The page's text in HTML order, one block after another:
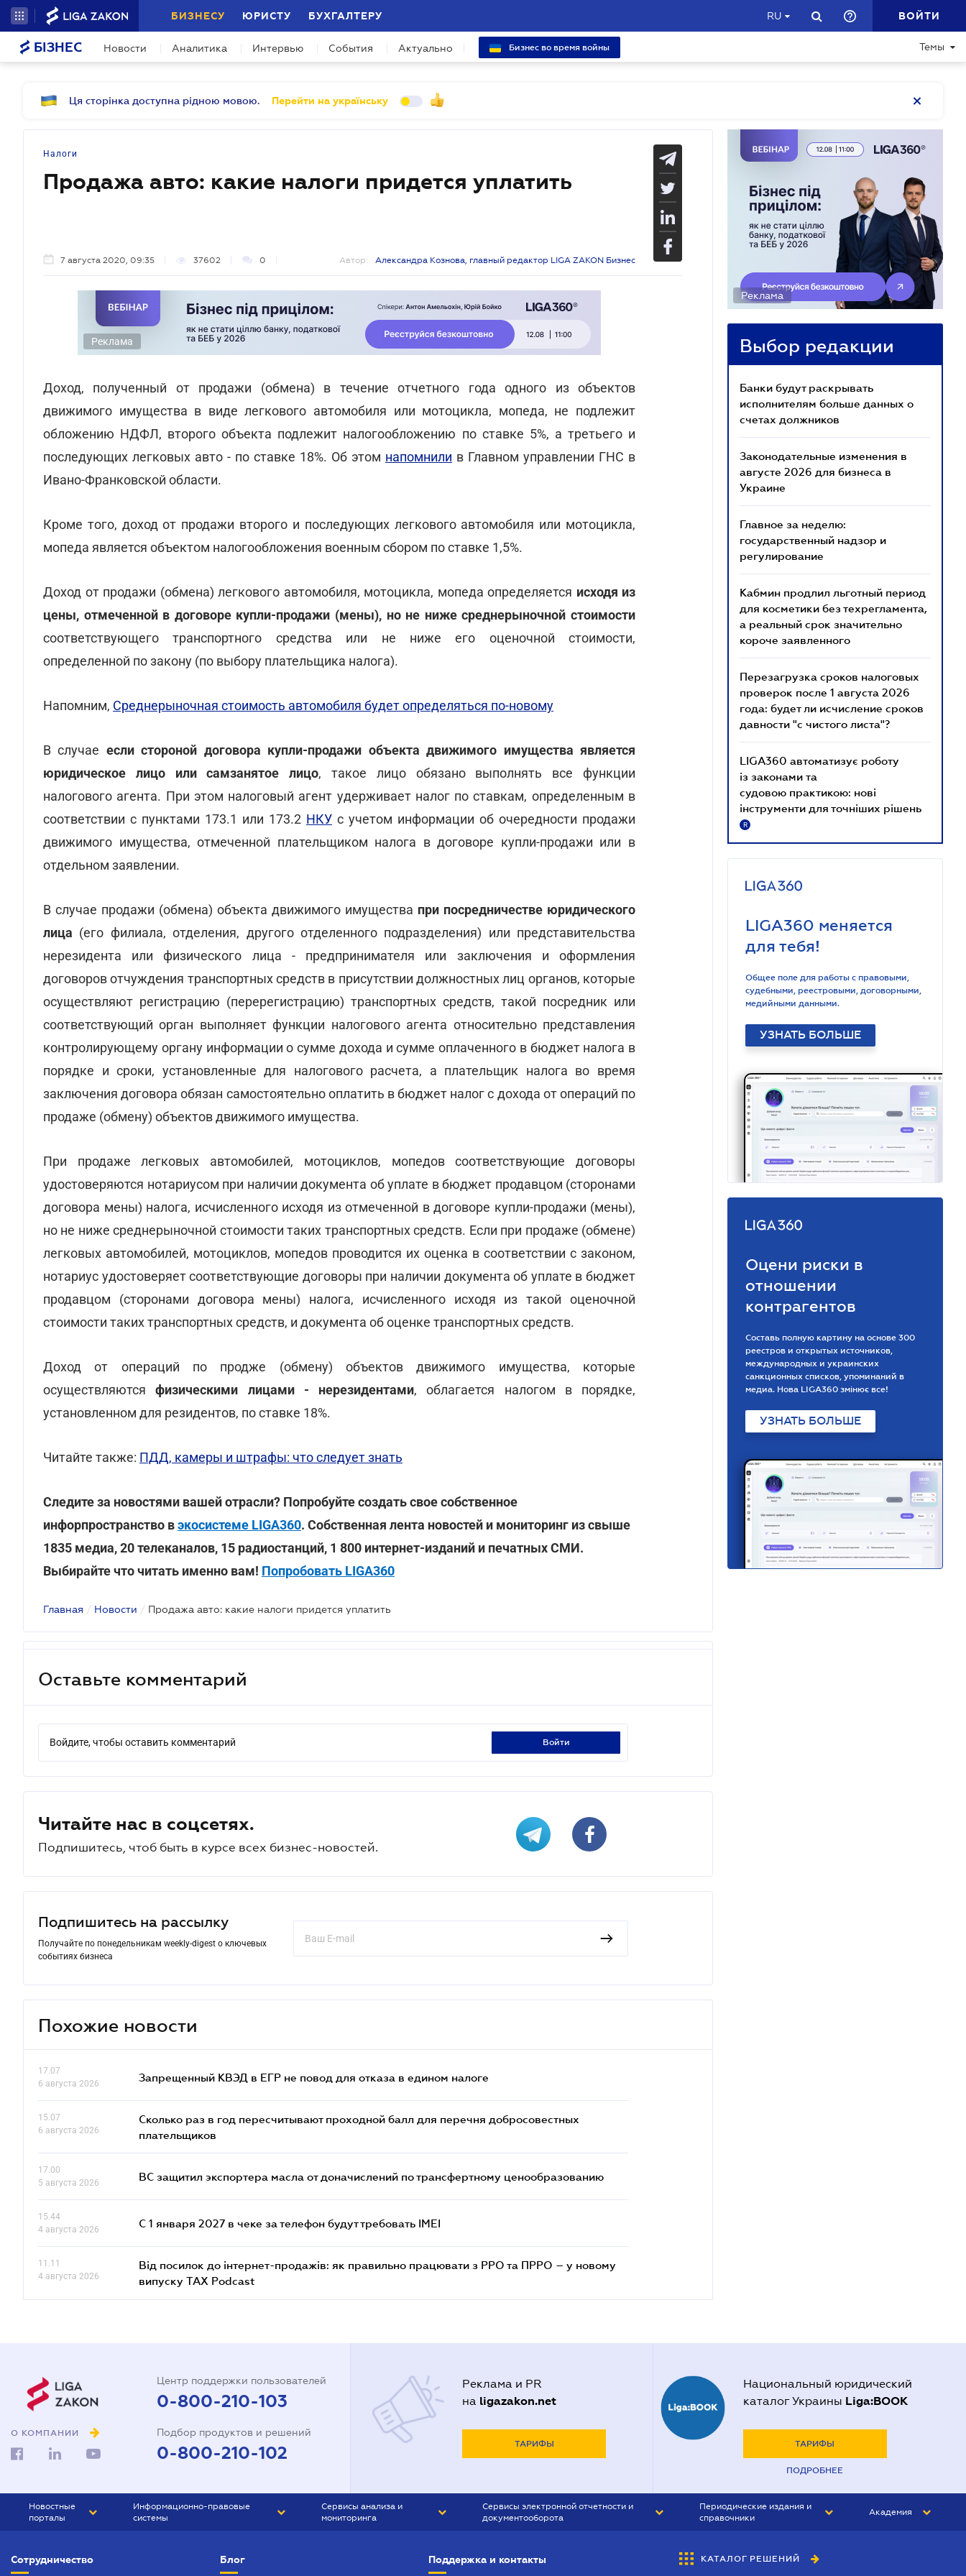
БИЗНЕСУ ЮРИСТУ БУХГАЛТЕРУ RU ВОЙТИ
БІЗНЕС Новости Аналитика Интервью События Актуально Бизнес во время войны Темы
Ця сторінка доступна рідною мовою. Перейти на українську
Налоги
Продажа авто: какие налоги придется уплатить
7 августа 2020, 09:35 37602 0 Автор: Александра Кознова, главный редактор LIGA ZAKON Бизнес
Реклама
Доход, полученный от продажи (обмена) в течение отчетного года одного из объектов
движимого имущества в виде легкового автомобиля или мотоцикла, мопеда, не подлежит
обложению НДФЛ, второго объекта подлежит налогообложению по ставке 5%, а третьего и
последующих легковых авто - по ставке 18%. Об этом напомнили в Главном управлении ГНС в
Ивано-Франковской области.
Кроме того, доход от продажи второго и последующих легкового автомобиля или мотоцикла,
мопеда является объектом налогообложения военным сбором по ставке 1,5%.
Доход от продажи (обмена) легкового автомобиля, мотоцикла, мопеда определяется исходя из
цены, отмеченной в договоре купли-продажи (мены), но не ниже среднерыночной стоимости
соответствующего транспортного средства или не ниже его оценочной стоимости,
определенной по закону (по выбору плательщика налога).
Напомним, Среднерыночная стоимость автомобиля будет определяться по-новому
В случае если стороной договора купли-продажи объекта движимого имущества является
юридическое лицо или самзанятое лицо, такое лицо обязано выполнять все функции
налогового агента. При этом налоговый агент удерживает налог по ставкам, определенным в
соответствии с пунктами 173.1 или 173.2 НКУ с учетом информации об очередности продажи
движимого имущества, отмеченной плательщиком налога в договоре купли-продажи или в
отдельном заявлении.
В случае продажи (обмена) объекта движимого имущества при посредничестве юридического
лица (его филиала, отделения, другого отделенного подразделения) или представительства
нерезидента или физического лица - предпринимателя или заключения и оформления
договоров отчуждения транспортных средств в присутствии должностных лиц органов, которые
осуществляют регистрацию (перерегистрацию) транспортных средств, такой посредник или
соответствующий орган выполняет функции налогового агента относительно представления
контролирующему органу информации о сумме дохода и сумме оплаченного в бюджет налога в
порядке и сроки, установленные для налогового расчета, а плательщик налога во время
заключения договора обязан самостоятельно оплатить в бюджет налог с дохода от операций по
продаже (обмену) объектов движимого имущества.
При продаже легковых автомобилей, мотоциклов, мопедов соответствующие договоры
удостоверяются нотариусом при наличии документа об уплате в бюджет продавцом (сторонами
договора мены) налога, исчисленного исходя из отмеченной в договоре купли-продажи (мены),
но не ниже среднерыночной стоимости таких транспортных средств. Если при продаже (обмене)
легковых автомобилей, мотоциклов, мопедов проводится их оценка в соответствии с законом,
нотариус удостоверяет соответствующие договоры при наличии документа об уплате в бюджет
продавцом (сторонами договора мены) налога, исчисленного исходя из такой оценочной
стоимости таких транспортных средств, и документа об оценке транспортных средств.
Доход от операций по продже (обмену) объектов движимого имущества, которые
осуществляютсяфизическими лицами - нерезидентами, облагается налогом в порядке,
установленном для резидентов, по ставке 18%.
Читайте также: ПДД, камеры и штрафы: что следует знать
Следите за новостями вашей отрасли? Попробуйте создать свое собственное
инфорпространство вэкосистеме LIGA360. Собственная лента новостей и мониторинг из свыше
1835 медиа, 20 телеканалов, 15 радиостанций, 1 800 интернет-изданий и печатных СМИ.
Выбирайте что читать именно вам! Попробовать LIGA360
Главная / Новости / Продажа авто: какие налоги придется уплатить
Оставьте комментарий
Войдите, чтобы оставить комментарий войти
Читайте нас в соцсетях.
Подпишитесь, чтоб быть в курсе всех бизнес-новостей.
Подпишитесь на рассылку
Получайте по понедельникам weekly-digest о ключевых
событиях бизнеса
Похожие новости
17.07
6 августа 2026
Запрещенный КВЭД в ЕГР не повод для отказа в едином налоге
15.07
6 августа 2026
Сколько раз в год пересчитывают проходной балл для перечня добросовестных
плательщиков
17.00
5 августа 2026
ВС защитил экспортера масла от доначислений по трансфертному ценообразованию
15.44
4 августа 2026
С 1 января 2027 в чеке за телефон будут требовать IMEI
11.11
4 августа 2026
Від посилок до інтернет-продажів: як правильно працювати з РРО та ПРРО – у новому
випуску TAX Podcast
Реклама
Выбор редакции
Банки будут раскрывать
исполнителям больше данных о
счетах должников
Законодательные изменения в
августе 2026 для бизнеса в
Украине
Главное за неделю:
государственный надзор и
регулирование
Кабмин продлил льготный период
для косметики без техрегламента,
а реальный срок значительно
короче заявленного
Перезагрузка сроков налоговых
проверок после 1 августа 2026
года: будет ли исчисление сроков
давности "с чистого листа"?
LIGA360 автоматизує роботу
із законами та
судовою практикою: нові
інструменти для точніших рішень
R
LIGA360 меняется
для тебя!
Общее поле для работы с правовыми,
судебными, реестровыми, договорными,
медийными данными.
УЗНАТЬ БОЛЬШЕ
Оцени риски в
отношении
контрагентов
Составь полную картину на основе 300
реестров и открытых источников,
международных и украинских
санкционных списков, упоминаний в
медиа. Нова LIGA360 змінює все!
УЗНАТЬ БОЛЬШЕ
О КОМПАНИИ
Центр поддержки пользователей
0-800-210-103
Подбор продуктов и решений
0-800-210-102
Реклама и PR
на ligazakon.net
ТАРИФЫ
Национальный юридический
каталог Украины Liga:BOOK
ТАРИФЫ
ПОДРОБНЕЕ
Новостные
порталы
БИЗНЕС
Информационно-правовые
системы
Сервисы анализа и
мониторинга
Сервисы электронной отчетности и
документооборота
Периодические издания и
справочники
БУХГАЛТЕР&ЗАКОН
Академия
Сотрудничество Блог Поддержка и контакты КАТАЛОГ РЕШЕНИЙ